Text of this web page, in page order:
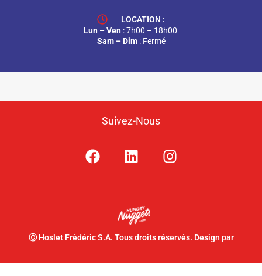
LOCATION :
Lun – Ven : 7h00 – 18h00
Sam – Dim : Fermé
Suivez-Nous
Ⓒ Hoslet Frédéric S.A. Tous droits réservés. Design par